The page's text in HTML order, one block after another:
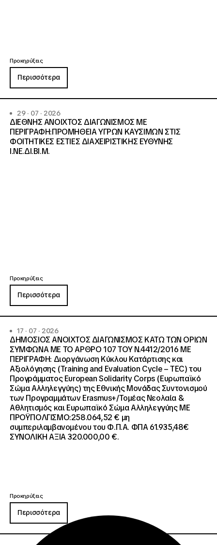
Προκηρύξεις
Περισσότερα
29 · 07 · 2026
ΔΙΕΘΝΗΣ ΑΝΟΙΧΤΟΣ ΔΙΑΓΩΝΙΣΜΟΣ ΜΕ
ΠΕΡΙΓΡΑΦΗ:ΠΡΟΜΗΘΕΙΑ ΥΓΡΩΝ ΚΑΥΣΙΜΩΝ ΣΤΙΣ
ΦΟΙΤΗΤΙΚΕΣ ΕΣΤΙΕΣ ΔΙΑΧΕΙΡΙΣΤΙΚΗΣ ΕΥΘΥΝΗΣ
Ι.ΝΕ.ΔΙ.ΒΙ.Μ.
Προκηρύξεις
Περισσότερα
17 · 07 · 2026
ΔΗΜΟΣΙΟΣ ΑΝΟΙΧΤΟΣ ΔΙΑΓΩΝΙΣΜΟΣ ΚΑΤΩ ΤΩΝ ΟΡΙΩΝ
ΣΥΜΦΩΝΑ ΜΕ ΤΟ ΑΡΘΡΟ 107 ΤΟΥ Ν.4412/2016 ΜΕ
ΠΕΡΙΓΡΑΦΗ: Διοργάνωση Κύκλου Κατάρτισης και
Αξιολόγησης (Training and Evaluation Cycle – TEC) του
Προγράμματος European Solidarity Corps (Ευρωπαϊκό
Σώμα Αλληλεγγύης) της Εθνικής Μονάδας Συντονισμού
των Προγραμμάτων Erasmus+/Τομέας Νεολαία &
Αθλητισμός και Ευρωπαϊκό Σώμα Αλληλεγγύης ΜΕ
ΠΡΟΫΠΟΛΓΙΣΜΟ:258.064,52 € μη
συμπεριλαμβανομένου του Φ.Π.Α. ΦΠΑ 61.935,48€
ΣΥΝΟΛΙΚΗ ΑΞΙΑ 320.000,00 €.
Προκηρύξεις
Περισσότερα